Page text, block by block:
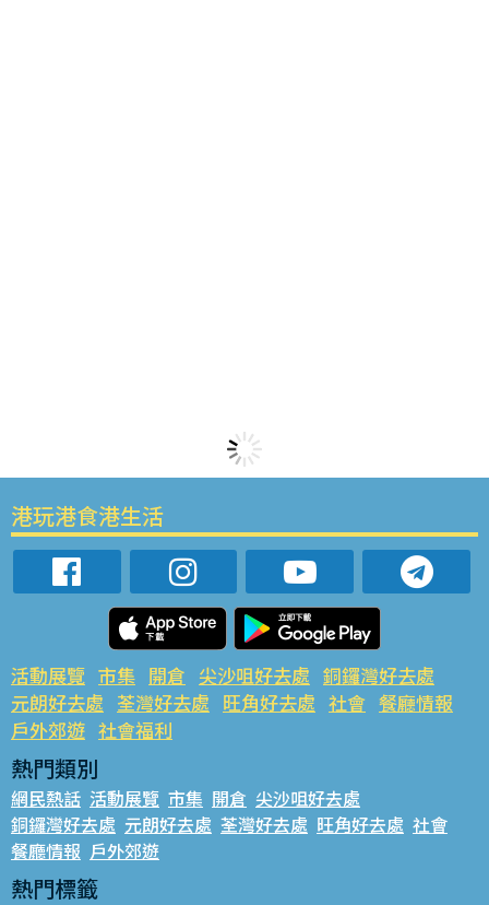
港玩港食港生活
活動展覽 市集 開倉 尖沙咀好去處 銅鑼灣好去處
元朗好去處 荃灣好去處 旺角好去處 社會 餐廳情報
戶外郊遊 社會福利
熱門類別
網民熱話 活動展覽 市集 開倉 尖沙咀好去處
銅鑼灣好去處 元朗好去處 荃灣好去處 旺角好去處 社會
餐廳情報 戶外郊遊
熱門標籤